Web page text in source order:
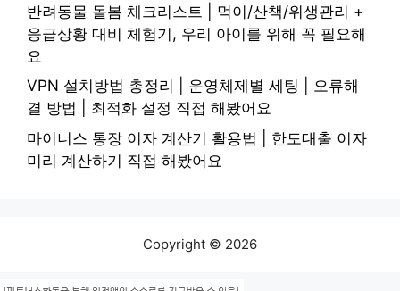
반려동물 돌봄 체크리스트 | 먹이/산책/위생관리 +
응급상황 대비 체험기, 우리 아이를 위해 꼭 필요해
요
VPN 설치방법 총정리 | 운영체제별 세팅 | 오류해
결 방법 | 최적화 설정 직접 해봤어요
마이너스 통장 이자 계산기 활용법 | 한도대출 이자
미리 계산하기 직접 해봤어요
Copyright © 2026